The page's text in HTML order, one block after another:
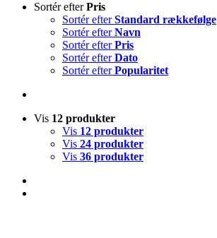
Sortér efterPris
Sortér efterStandard rækkefølge
Sortér efterNavn
Sortér efterPris
Sortér efterDato
Sortér efterPopularitet
Vis 12 produkter
Vis 12 produkter
Vis 24 produkter
Vis 36 produkter